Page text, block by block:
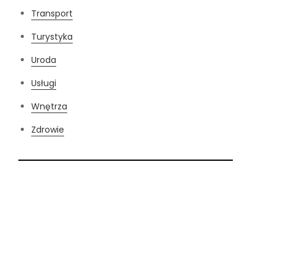
Transport
Turystyka
Uroda
Usługi
Wnętrza
Zdrowie